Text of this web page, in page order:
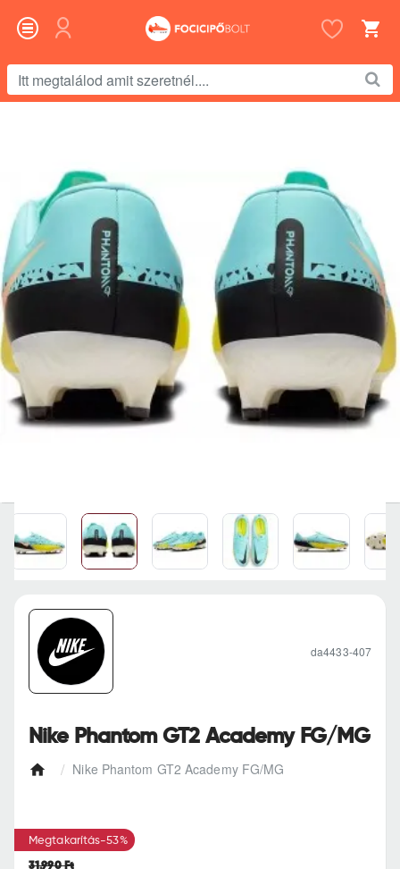
megtalálod
e
Nike Phantom GT2 Academy FG/MG
Nike Phantom GT2 Academy FG/MG
da4433-407
Megtakarítás-53%
31.990 Ft